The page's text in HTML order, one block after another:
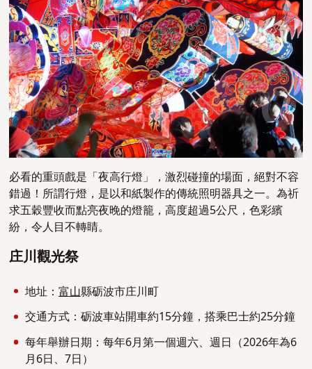
必看的重頭戲是「夜高行燈」，激烈碰撞的場面，絕對不容
錯過！所謂行燈，是以和紙製作的傳統照明器具之一。為祈
求五穀豐收而點亮夜晚的燈籠，高度超過5公尺，色彩繽
紛，令人目不轉睛。
庄川觀光祭
地址： 富山縣砺波市庄川町
交通方式：砺波車站開車約15分鐘，搭乘巴士約25分鐘
每年舉辦日期：每年6月第一個週六、週日（2026年為6
月6日、7日）